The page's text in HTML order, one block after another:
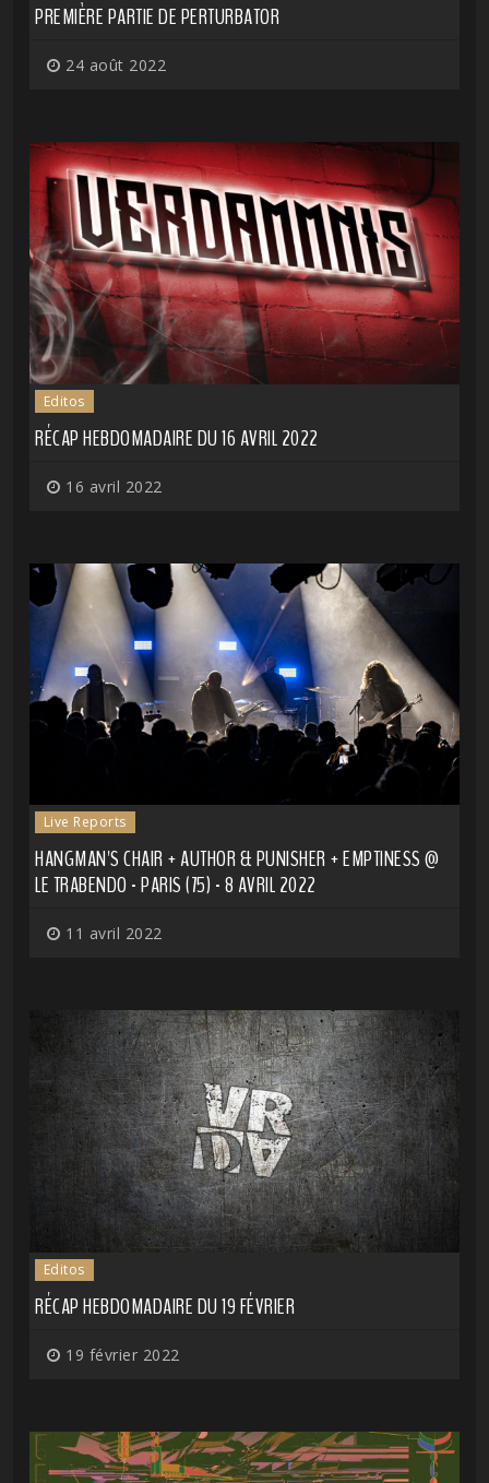
PREMIÈRE PARTIE DE PERTURBATOR
24 août 2022
Editos
RÉCAP HEBDOMADAIRE DU 16 AVRIL 2022
16 avril 2022
Live Reports
HANGMAN'S CHAIR + AUTHOR & PUNISHER + EMPTINESS @
LE TRABENDO - PARIS (75) - 8 AVRIL 2022
11 avril 2022
Editos
RÉCAP HEBDOMADAIRE DU 19 FÉVRIER
19 février 2022